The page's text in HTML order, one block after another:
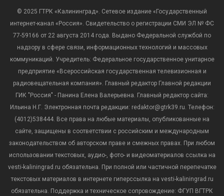
© 2025 ГТРК «Калининград». Сетевое издание «Государственный
интернет-канал «Россия». Свидетельство о регистрации СМИ ЭЛ № ФС
77-59166 от 22 августа 2014 года. Выдано Федеральной службой по
надзору в сфере связи, информационных технологий и массовых
коммуникаций. Учредитель: Федеральное государственное унитарное
предприятие «Всероссийская государственная телевизионная и
радиовещательная компания». Главный редактор Главной редакции
ГИК "Россия" - Панина Елена Валерьевна. Главный редактор сайта:
Ильина Н.Г. Электронная почта редакции: redaktor@gtrk39.ru. Телефон:
(4012)538444. Все права на любые материалы, опубликованные на
сайте, защищены в соответствии с российским и международным
законодательством об авторском праве и смежных правах. При любом
использовании текстовых, аудио-, фото- и видеоматериалов ссылка на
vesti-kaliningrad.ru обязательна. При полной или частичной перепечатке
текстовых материалов в интернете гиперссылка на vesti-kaliningrad.ru
обязательна. Поддержка и техническое сопровождение: ФГУП ВГТРК